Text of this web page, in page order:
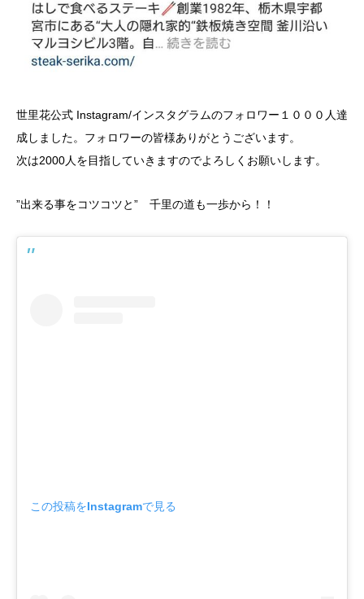
世里花公式 Instagram/インスタグラムのフォロワー１０００人達
成しました。フォロワーの皆様ありがとうございます。
次は2000人を目指していきますのでよろしくお願いします。
”出来る事をコツコツと” 千里の道も一歩から！！
この投稿をInstagramで見る